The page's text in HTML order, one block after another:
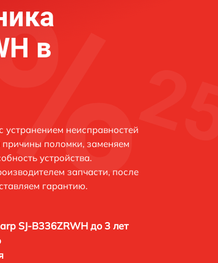
в
неисправностей
поломки, заменяем
устройства.
запчасти, после
гарантию.
SJ-B336ZRWH до 3 лет